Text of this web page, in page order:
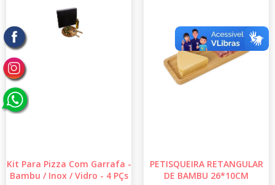
Kit Para Pizza Com Garrafa -
Bambu / Inox / Vidro - 4 PÇs
PETISQUEIRA RETANGULAR
DE BAMBU 26*10CM